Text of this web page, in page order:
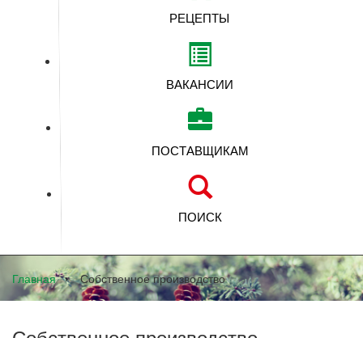
РЕЦЕПТЫ
ВАКАНСИИ
ПОСТАВЩИКАМ
ПОИСК
Главная Собственное производство